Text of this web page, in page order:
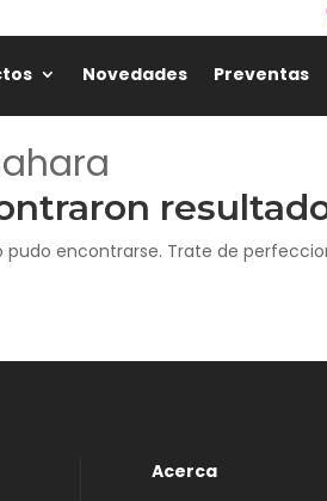
Novedades Preventas
pudo encontrarse. Trate de
Acerca